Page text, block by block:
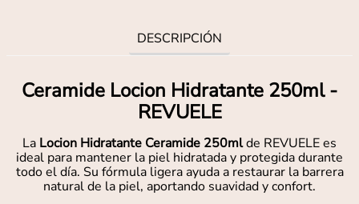
DESCRIPCIÓN
Ceramide Locion Hidratante 250ml -
REVUELE
La Locion Hidratante Ceramide 250mlde REVUELE es
ideal para mantener la piel hidratada y protegida durante
todo el día. Su fórmula ligera ayuda a restaurar la barrera
natural de la piel, aportando suavidad y confort.